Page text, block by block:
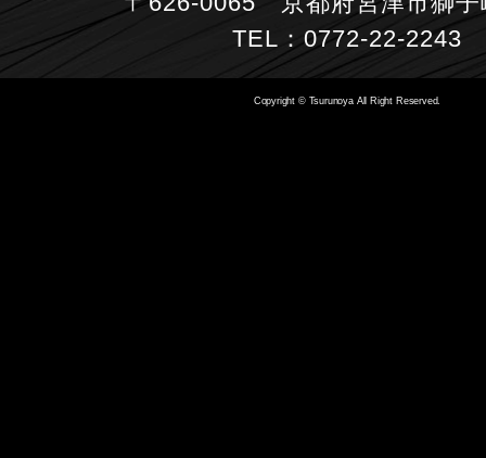
TEL：0772-22-2243
Copyright © Tsurunoya All Right Reserved.